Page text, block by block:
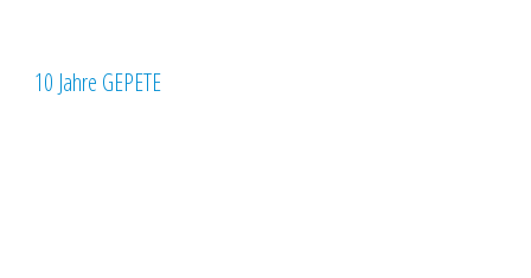
10 Jahre GEPETE